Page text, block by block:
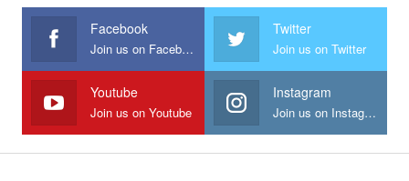
Facebook
Join us on Facebook
Twitter
Join us on Twitter
Youtube
Join us on Youtube
Instagram
Join us on Instagram